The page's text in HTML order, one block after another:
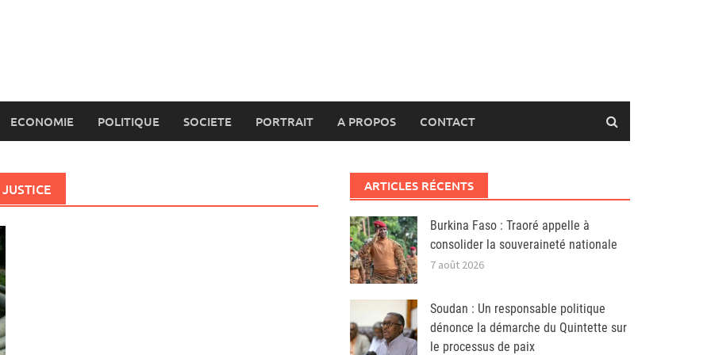
ECONOMIE POLITIQUE SOCIETE PORTRAIT A PROPOS CONTACT
ARTICLES RÉCENTS
Burkina Faso : Traoré appelle à
consolider la souveraineté nationale
7 août 2026
Soudan : Un responsable politique
dénonce la démarche du Quintette sur
le processus de paix